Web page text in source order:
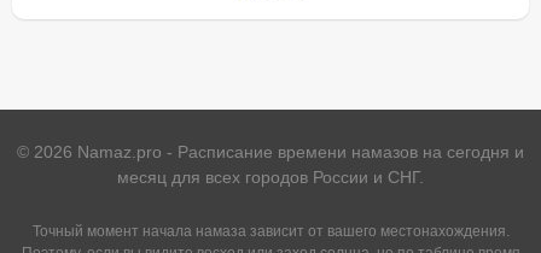
© 2026 Namaz.pro - Расписание времени намазов на сегодня и
месяц для всех городов России и СНГ.
Точный момент начала намаза зависит от вашего местонахождения.